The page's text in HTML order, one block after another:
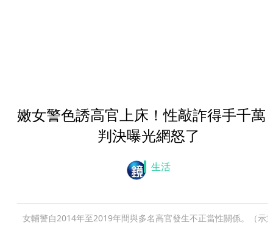
嫩女警色誘高官上床！性敲詐得手千
判決曝光網怒了
生活
女輔警自2014年至2019年間與多名高官發生不正當性關係。（示